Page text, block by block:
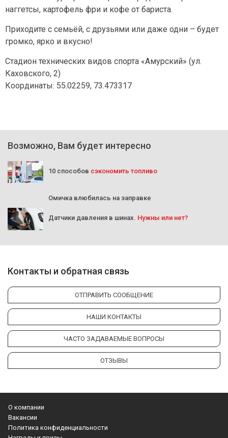
наггетсы, картофель фри и кофе от бариста.
Приходите с семьёй, с друзьями или даже одни – будет
громко, ярко и вкусно!
Стадион технических видов спорта «Амурский» (ул.
Каховского, 2)
Координаты: 55.02259, 73.473317
Возможно, Вам будет интересно
10 способов сэкономить топливо
Омичка влюбилась на заправке
Датчики давления в шинах. Нужны или нет?
О компании
Вакансии
Политика конфиденциальности
Контакты и обратная связь
ОТПРАВИТЬ СООБЩЕНИЕ
НАШИ КОНТАКТЫ
ЧАСТО ЗАДАВАЕМЫЕ ВОПРОСЫ
ОТЗЫВЫ